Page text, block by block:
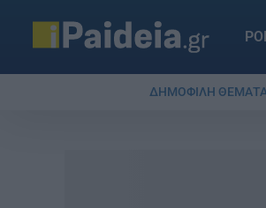
ΔΗΜΟΦΙΛΗ